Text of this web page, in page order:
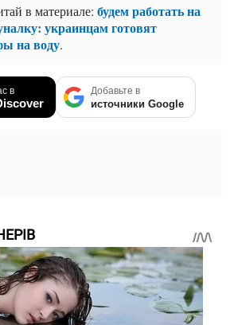
в материале: будем работать на
украинцам готовят
на воду.
в Добавьте в
источники Google